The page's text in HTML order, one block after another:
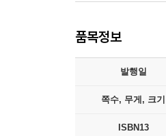
품목정보
발행일
쪽수, 무게, 크기
ISBN13